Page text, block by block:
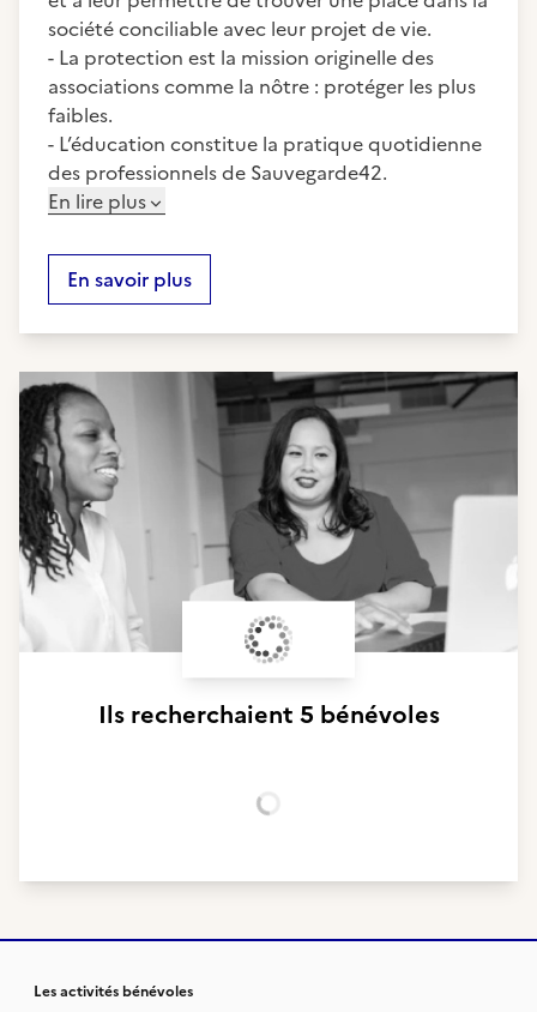
société conciliable avec leur projet de vie.
- La protection est la mission originelle des
associations comme la nôtre : protéger les plus
faibles.
- L’éducation constitue la pratique quotidienne
des professionnels de Sauvegarde42.
En lire plus
En savoir plus
Ils recherchaient 5 bénévoles
Chargement...
Les activités bénévoles